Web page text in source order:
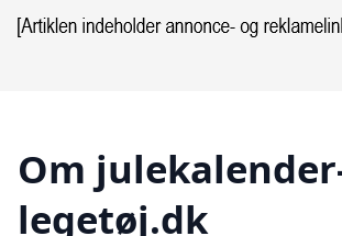
Om
legetøj.dk